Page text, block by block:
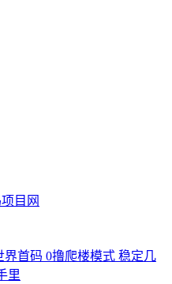
目网
界首码 0撸爬楼模式 稳定几
里